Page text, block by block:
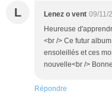
L Lenez o vent 09/11/
Heureuse
<br /> Ce futur
ensoleillés et ces
nouvelle<br />
Répondre